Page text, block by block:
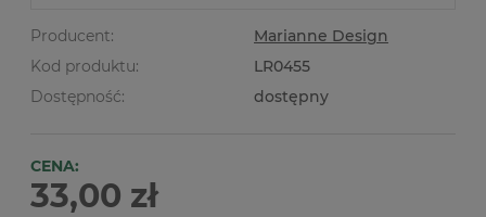
Producent:
Marianne Design
Kod produktu:
LR0455
Dostępność:
dostępny
CENA:
33,00 zł